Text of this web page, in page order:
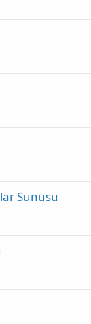
Sunusu